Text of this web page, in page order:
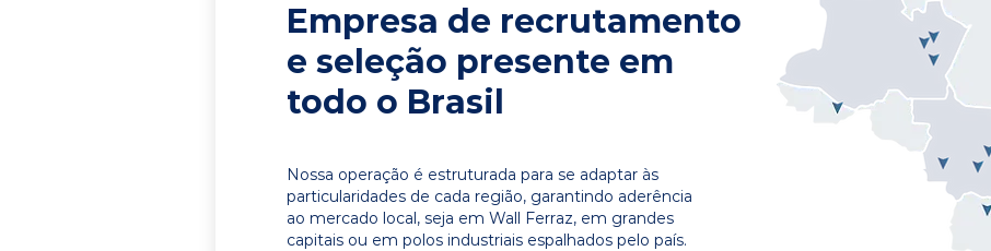
Empresa de recrutamento
e seleção presente em
todo o Brasil
Nossa operação é estruturada para se adaptar às
particularidades de cada região, garantindo aderência
ao mercado local, seja em Wall Ferraz, em grandes
capitais ou em polos industriais espalhados pelo país.